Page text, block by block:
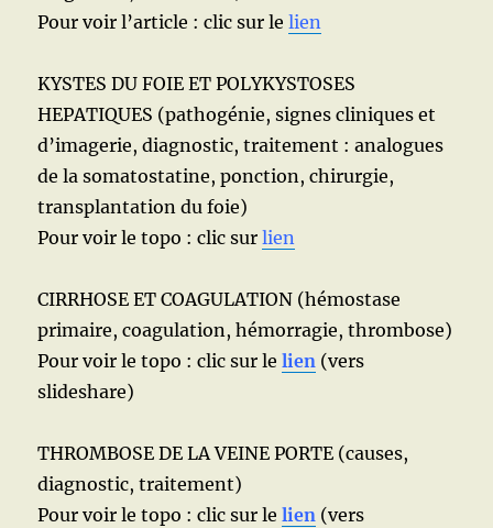
Pour voir l’article : clic sur lelien
KYSTES DU FOIE ET POLYKYSTOSES
HEPATIQUES (pathogénie, signes cliniques et
d’imagerie, diagnostic, traitement : analogues
de la somatostatine, ponction, chirurgie,
transplantation du foie)
Pour voir le topo : clic surlien
CIRRHOSE ET COAGULATION (hémostase
primaire, coagulation, hémorragie, thrombose)
Pour voir le topo : clic sur lelien (vers
slideshare)
THROMBOSE DE LA VEINE PORTE (causes,
diagnostic, traitement)
Pour voir le topo : clic sur lelien (vers